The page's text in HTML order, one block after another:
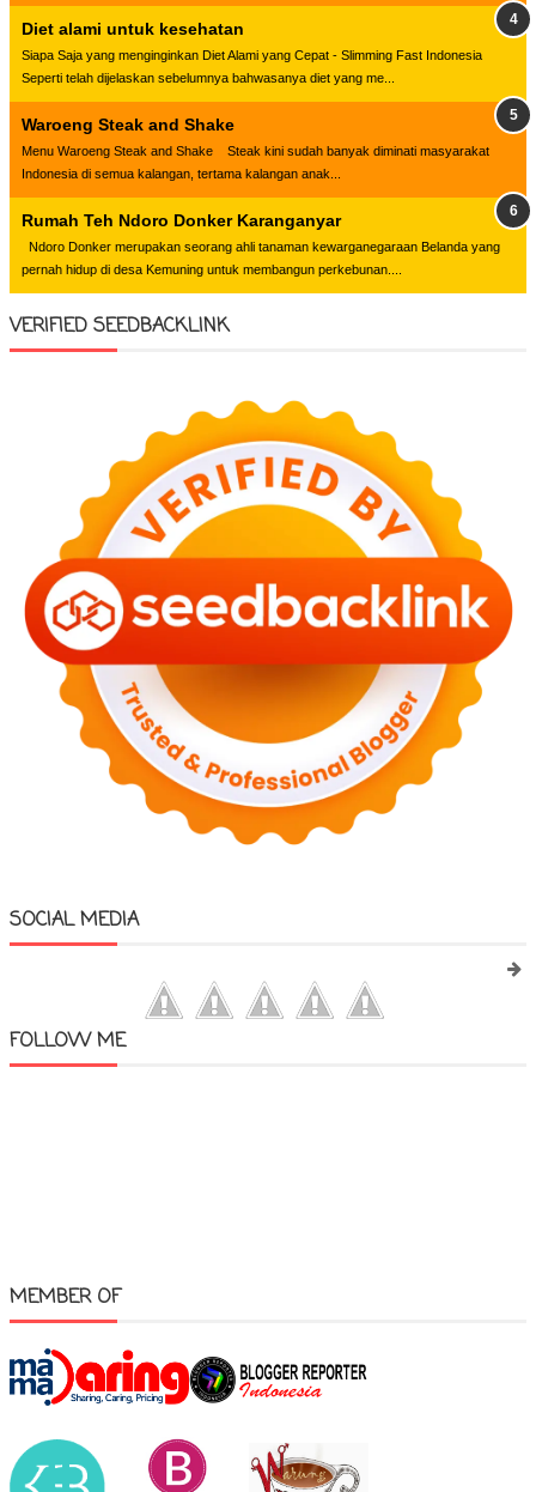
Diet alami untuk kesehatan
Siapa Saja yang menginginkan Diet Alami yang Cepat - Slimming Fast Indonesia
Seperti telah dijelaskan sebelumnya bahwasanya diet yang me...
Waroeng Steak and Shake
Menu Waroeng Steak and Shake Steak kini sudah banyak diminati masyarakat
Indonesia di semua kalangan, tertama kalangan anak...
Rumah Teh Ndoro Donker Karanganyar
Ndoro Donker merupakan seorang ahli tanaman kewarganegaraan Belanda yang
pernah hidup di desa Kemuning untuk membangun perkebunan....
VERIFIED SEEDBACKLINK
SOCIAL MEDIA
FOLLOW ME
MEMBER OF